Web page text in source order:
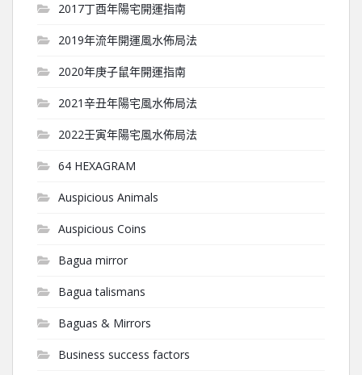
2017丁酉年陽宅開運指南
2019年流年開運風水佈局法
2020年庚子鼠年開運指南
2021辛丑年陽宅風水佈局法
2022壬寅年陽宅風水佈局法
64 HEXAGRAM
Auspicious Animals
Auspicious Coins
Bagua mirror
Bagua talismans
Baguas & Mirrors
Business success factors